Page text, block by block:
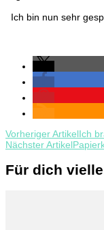
Ich bin nun sehr
Vorheriger ArtikelIch
Nächster Artikel
Für dich